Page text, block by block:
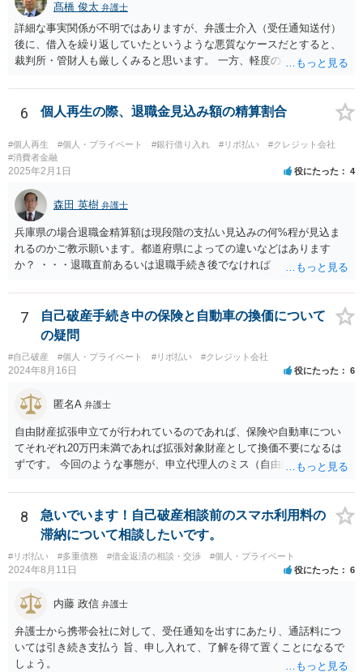
髙橋 俊太 弁護士
詳細な事実関係が不明ではありますが、弁護士介入（受任通知送付）
後に、借入を繰り返していたというような悪質なケースだとすると、
裁判所・管財人も厳しくみると思います。 一方、軽度の不注意による
財人に対して反省の姿勢を示せば、不許可という結果にはならないと
思われます。
6 個人再生の際、退職金見込み額の精算割合
#個人再生 #個人・プライベート #銀行借り入れ #リボ払い
#クレジット会社
#消費者金融
2025年2月1日 役にたった 4
森田 英樹 弁護士
兵庫県の場合退職金精算額は現段階の支払い見込みの何%程が見込ま
れるのかご教示願います。都道府県によっての違いなどはあります
か？ ・・・退職直前あるいは退職手続き後でなければ １２・５％が
準でしょう。 また着手して頂いてから最短どのくらいで認可されるの
でしょうか？ ・・・受任通知を送付して 債権者からの債権調査票が
回答されるまで ２か月程度 その間に準備が進めば 直ちに申し立
てが可能で しっかりした申立てを行えば ほぼ補正がなく ２～３
週間で開始決定がでて それから ２か月程度で認可となる流れで
す。
7
自己破産手続き中の保険と自動車の換価について
の疑問
#自己破産 #個人・プライベート #リボ払い #クレジット会社
2024年8月16日 役にたった 6
匿名A 弁護士
自由財産拡張申立てが行われているのであれば、保険や自動車につい
てそれぞれ20万円未満であれば拡張対象財産として換価不要になるは
ずです。 今回のような事態が、申立代理人のミス（自由財産拡張申立
知識がない）なのか、お書きの事情からはわかりませんので、依頼し
た弁護士を交えて裁判所の意見も聞いて対応した方がよいと思いま
8
急いでいます！自己破産相談前のスマホ利用料の
滞納について相談したいです。
#リボ払い #多重債務 #借金返済の相談・交渉 #個人・プライベート
2024年8月11日 役にたった 6
内藤 政信 弁護士
弁護士から携帯会社に対して、受任通知を出すにあたり、通話料につ
いては引き続き支払う 旨、申し入れて、了解を得て置くことになるで
しょう。